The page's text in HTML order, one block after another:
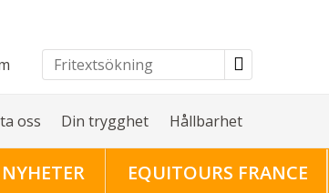
oss Din trygghet Hållbarhet
NYHETER EQUITOURS FRANCE